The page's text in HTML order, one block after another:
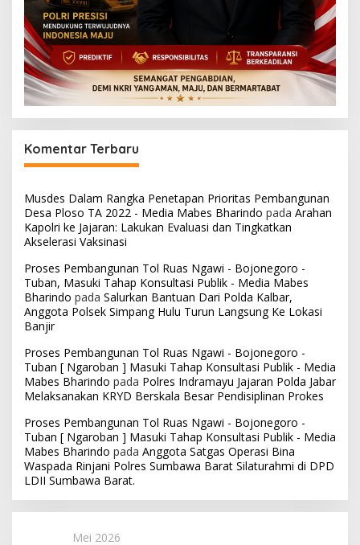
Komentar Terbaru
Musdes Dalam Rangka Penetapan Prioritas Pembangunan
Desa Ploso TA 2022 - Media Mabes Bharindo pada Arahan
Kapolri ke Jajaran: Lakukan Evaluasi dan Tingkatkan
Akselerasi Vaksinasi
Proses Pembangunan Tol Ruas Ngawi - Bojonegoro -
Tuban, Masuki Tahap Konsultasi Publik - Media Mabes
Bharindo pada Salurkan Bantuan Dari Polda Kalbar,
Anggota Polsek Simpang Hulu Turun Langsung Ke Lokasi
Banjir
Proses Pembangunan Tol Ruas Ngawi - Bojonegoro -
Tuban [ Ngaroban ] Masuki Tahap Konsultasi Publik - Media
Mabes Bharindo pada Polres Indramayu Jajaran Polda Jabar
Melaksanakan KRYD Berskala Besar Pendisiplinan Prokes
Proses Pembangunan Tol Ruas Ngawi - Bojonegoro -
Tuban [ Ngaroban ] Masuki Tahap Konsultasi Publik - Media
Mabes Bharindo pada Anggota Satgas Operasi Bina
Waspada Rinjani Polres Sumbawa Barat Silaturahmi di DPD
LDII Sumbawa Barat.
Mei 2026